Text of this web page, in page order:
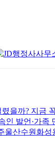
을까? 지금
발언·가족
산수원화